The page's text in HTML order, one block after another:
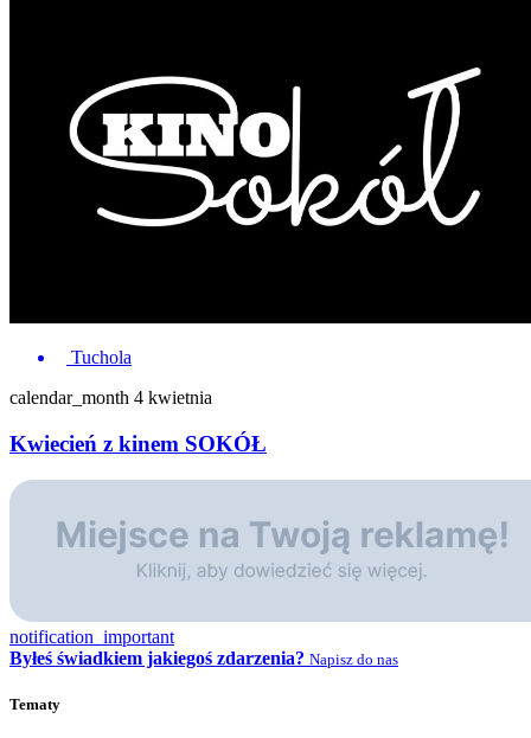
Tuchola
calendar_month 4 kwietnia
Kwiecień z kinem SOKÓŁ
notification_important
Byłeś świadkiem jakiegoś zdarzenia? Napisz do nas
Tematy